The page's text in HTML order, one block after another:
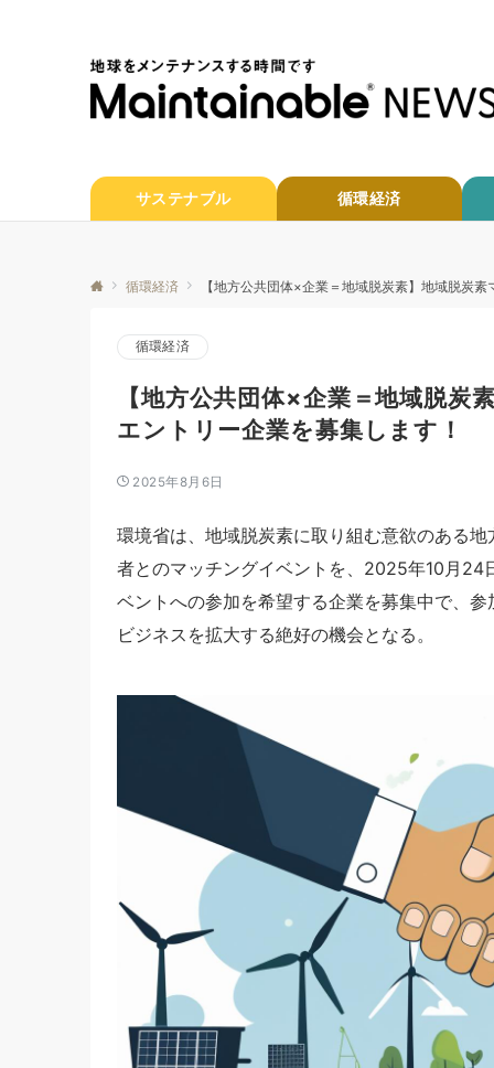
サステナブル 循環経済
循環経済 【地方公共団体×企業＝地域脱炭素】地域脱炭
循環経済
【地方公共団体×企業＝地域脱
エントリー企業を募集します！
2025年8月6日
環境省は、地域脱炭素に取り組む意欲のある
者とのマッチングイベントを、2025年10月24
ベントへの参加を希望する企業を募集中で、
ビジネスを拡大する絶好の機会となる。